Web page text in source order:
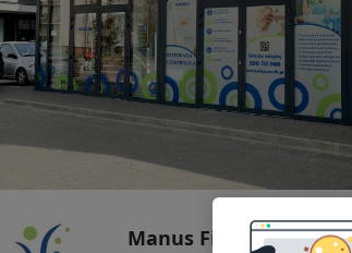
Manus FizjoMedic